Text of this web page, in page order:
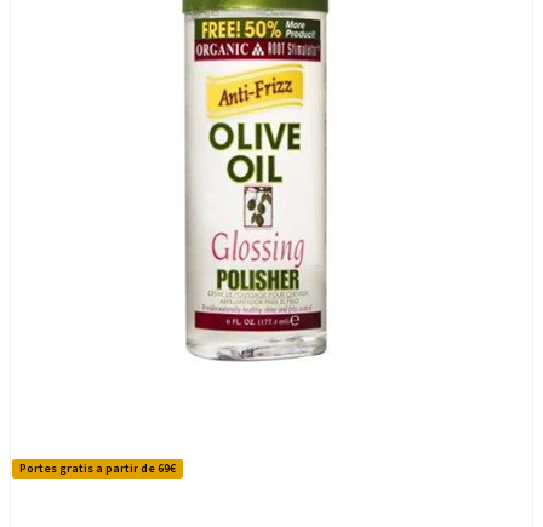
Portes gratis a partir de 69€